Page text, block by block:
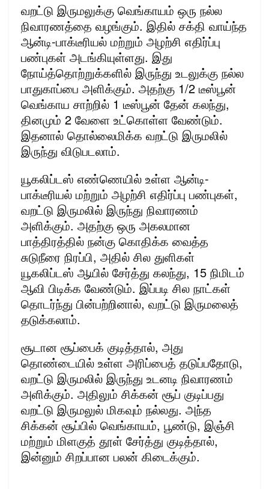
வறட்டு இருமலுக்கு வெங்காயம் ஒரு நல்ல
நிவாரணத்தை வழங்கும். இதில் சக்தி வாய்ந்த
ஆன்டி-பாக்டீரியல் மற்றும் அழற்சி எதிர்ப்பு
பண்புகள் அடங்கியுள்ளது. இது
நோய்த்தொற்றுக்களில் இருந்து உடலுக்கு நல்ல
பாதுகாப்பை அளிக்கும். அதற்கு 1/2 டீஸ்பூன்
வெங்காய சாற்றில் 1 டீஸ்பூன் தேன் கலந்து,
தினமும் 2 வேளை உட்கொள்ள வேண்டும்.
இதனால் தொல்லைமிக்க வறட்டு இருமலில்
இருந்து விடுபடலாம்.
யூகலிப்டஸ் எண்ணெயில் உள்ள ஆன்டி-
பாக்டீரியல் மற்றும் அழற்சி எதிர்ப்பு பண்புகள்,
வறட்டு இருமலில் இருந்து நிவாரணம்
அளிக்கும். அதற்கு ஒரு அகலமான
பாத்திரத்தில் நன்கு கொதிக்க வைத்த
சுடுநீரை நிரப்பி, அதில் சில துளிகள்
யூகலிப்டஸ் ஆயில் சேர்த்து கலந்து, 15 நிமிடம்
ஆவி பிடிக்க வேண்டும். இப்படி சில நாட்கள்
தொடர்ந்து பின்பற்றினால், வறட்டு இருமலைத்
தடுக்கலாம்.
சூடான சூப்பைக் குடித்தால், அது
தொண்டையில் உள்ள அரிப்பைத் தடுப்பதோடு,
வறட்டு இருமலில் இருந்து உடனடி நிவாரணம்
அளிக்கும். அதிலும் சிக்கன் சூப் குடிப்பது
வறட்டு இருமலுல் மிகவும் நல்லது. அந்த
சிக்கன் சூப்பில் வெங்காயம், பூண்டு, இஞ்சி
மற்றும் மிளகுத் தூள் சேர்த்து குடித்தால்,
இன்னும் சிறப்பான பலன் கிடைக்கும்.